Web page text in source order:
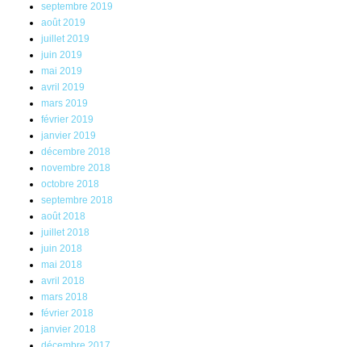
septembre 2019
août 2019
juillet 2019
juin 2019
mai 2019
avril 2019
mars 2019
février 2019
janvier 2019
décembre 2018
novembre 2018
octobre 2018
septembre 2018
août 2018
juillet 2018
juin 2018
mai 2018
avril 2018
mars 2018
février 2018
janvier 2018